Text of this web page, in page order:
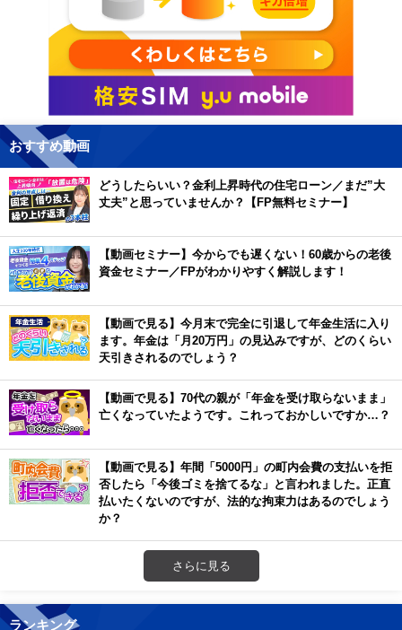
おすすめ動画
どうしたらいい？金利上昇時代の住宅ローン／まだ”大
丈夫”と思っていませんか？【FP無料セミナー】
【動画セミナー】今からでも遅くない！60歳からの老後
資金セミナー／FPがわかりやすく解説します！
【動画で見る】今月末で完全に引退して年金生活に入り
ます。年金は「月20万円」の見込みですが、どのくらい
天引きされるのでしょう？
【動画で見る】70代の親が「年金を受け取らないまま」
亡くなっていたようです。これっておかしいですか…？
【動画で見る】年間「5000円」の町内会費の支払いを拒
否したら「今後ゴミを捨てるな」と言われました。正直
払いたくないのですが、法的な拘束力はあるのでしょう
か？
さらに見る
ランキング